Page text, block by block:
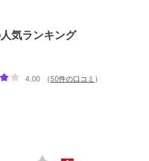
気ランキング
4.00
（ 50件の口コミ ）